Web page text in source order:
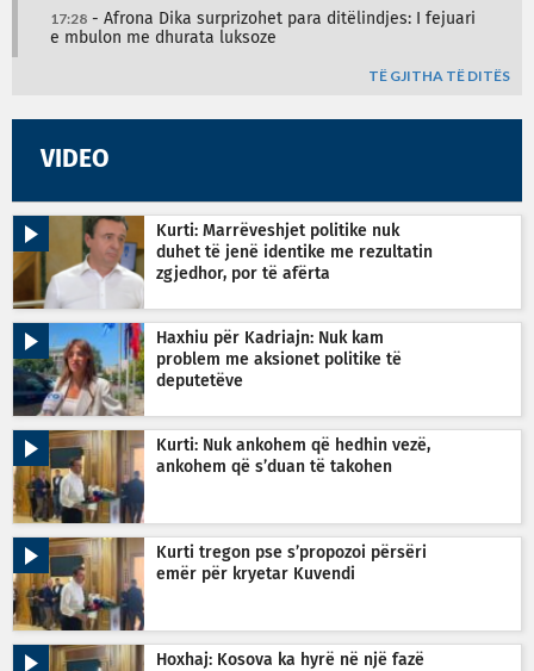
17:28 - Afrona Dika surprizohet para ditëlindjes: I fejuari
e mbulon me dhurata luksoze
TË GJITHA TË DITËS
VIDEO
Kurti: Marrëveshjet politike nuk
duhet të jenë identike me rezultatin
zgjedhor, por të afërta
Haxhiu për Kadriajn: Nuk kam
problem me aksionet politike të
deputetëve
Kurti: Nuk ankohem që hedhin vezë,
ankohem që s’duan të takohen
Kurti tregon pse s’propozoi përsëri
emër për kryetar Kuvendi
Hoxhaj: Kosova ka hyrë në një fazë